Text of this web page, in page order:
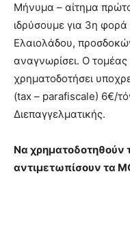
Μήνυμα – αίτημα
ιδρύσουμε για 3η φορά
Ελαιολάδου,
αναγνωρίσει. Ο
χρηματοδοτήσει
(tax – parafiscale) 6€/
Διεπαγγελματικής.
Να χρηματοδοτηθούν
αντιμετωπίσουν τα